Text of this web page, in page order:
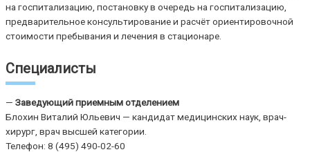
на госпитализацию, постановку в очередь на госпитализацию,
предварительное консультирование и расчёт ориентировочной
стоимости пребывания и лечения в стационаре.
Специалисты
— Заведующий приемным отделением
Блохин Виталий Юльевич — кандидат медицинских наук, врач-
хирург, врач высшей категории.
Телефон: 8 (495) 490-02-60